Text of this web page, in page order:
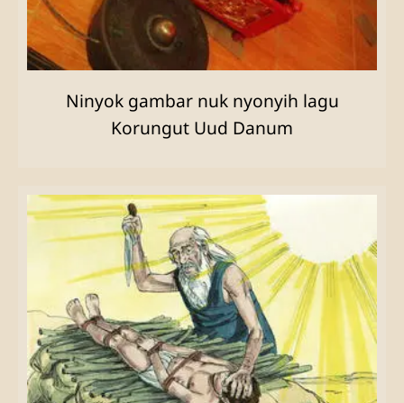
Ninyok gambar nuk nyonyih lagu
Korungut Uud Danum